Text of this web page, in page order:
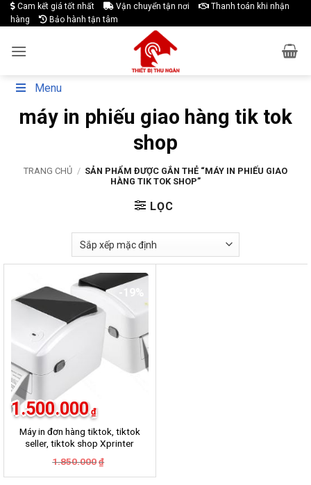
Skip
to
Cam kết giá tốt nhất Vận chuyển tận nơi
Thanh toán khi nhận
hàng
Bảo hành tận tâm
Menu
máy in phiếu giao hàng tik tok
shop
TRANG CHỦ / SẢN PHẨM ĐƯỢC GẮN THẺ “MÁY IN PHIẾU GIAO
HÀNG TIK TOK SHOP”
LỌC
-19%
Máy in đơn hàng tiktok, tiktok
seller, tiktok shop Xprinter
1.850.000 ₫
là:
1.500.000 ₫
tại